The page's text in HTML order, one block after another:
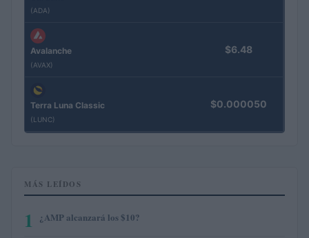
(ADA)
Avalanche
(AVAX)
$6.48
Terra Luna Classic
(LUNC)
$0.000050
MÁS LEÍDOS
1 ¿AMP alcanzará los $10?